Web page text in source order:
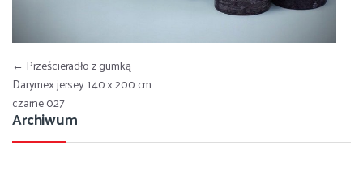
Nawigacja wpisu
← Prześcieradło z gumką
Darymex jersey 140 x 200 cm
czarne 027
Archiwum